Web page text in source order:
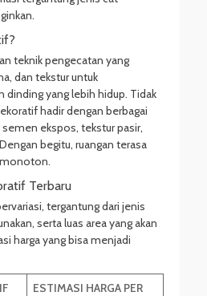
teknik pengecatan yang
dan tekstur untuk
dinding yang lebih hidup. Tidak
hadir dengan berbagai
ekspos, tekstur pasir,
begitu, ruangan terasa
Terbaru
tergantung dari jenis
serta luas area yang akan
harga yang bisa menjadi
ESTIMASI HARGA PER